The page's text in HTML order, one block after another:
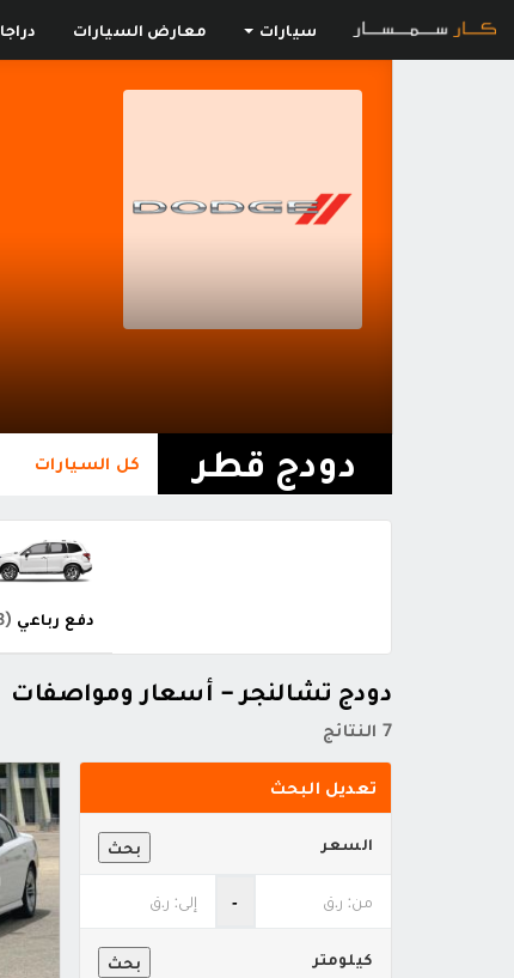
سيارات معارض السيارات
دودج قطر كل السيارات
دفع رباعي (3)
دودج تشالنجر - أسعار ومواصفات
7 النتائج
تعديل البحث
بحث السعر
‐
بحث كيلومتر